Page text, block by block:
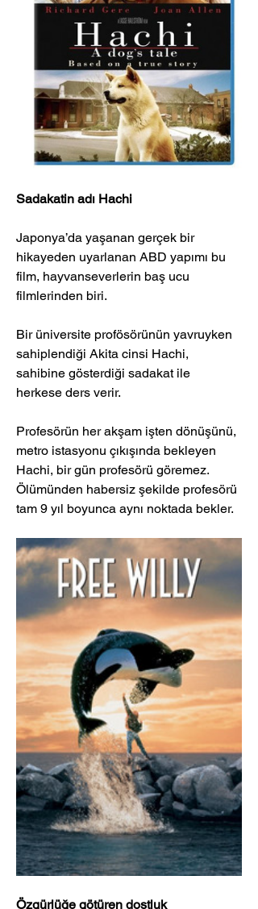
Sadakatin adı Hachi
Japonya’da yaşanan gerçek bir
hikayeden uyarlanan ABD yapımı bu
film, hayvanseverlerin baş ucu
filmlerinden biri.
Bir üniversite profösörünün yavruyken
sahiplendiği Akita cinsi Hachi,
sahibine gösterdiği sadakat ile
herkese ders verir.
Profesörün her akşam işten dönüşünü,
metro istasyonu çıkışında bekleyen
Hachi, bir gün profesörü göremez.
Ölümünden habersiz şekilde profesörü
tam 9 yıl boyunca aynı noktada bekler.
Özgürlüğe götüren dostluk